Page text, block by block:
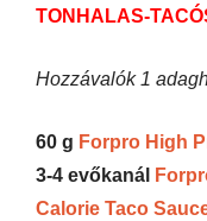
TONHALAS-
Hozzávalók 1
60 g Forpro High
3-4 evőkanál
Calorie Taco